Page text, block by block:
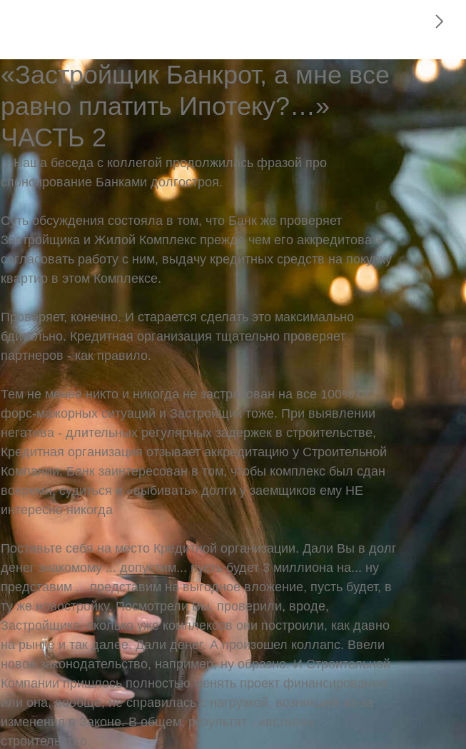
«Застройщик Банкрот, а мне все
равно платить Ипотеку?…»
ЧАСТЬ 2
…Наша беседа с коллегой продолжилась фразой про
спонсирование Банками долгостроя.
Суть обсуждения состояла в том, что Банк же проверяет
Застройщика и Жилой Комплекс прежде чем его аккредитовать -
согласовать работу с ним, выдачу кредитных средств на покупку
квартир в этом Комплексе.
Проверяет, конечно. И старается сделать это максимально
бдительно. Кредитная организация тщательно проверяет
партнеров - как правило.
Тем не менее никто и никогда не застрахован на все 100% от
форс-мажорных ситуаций и Застройщик тоже. При выявлении
негатива - длительных регулярных задержек в строительстве,
Кредитная организация отзывает аккредитацию у Строительной
Компании. Банк заинтересован в том, чтобы комплекс был сдан
вовремя, судиться и «выбивать» долги у заемщиков ему НЕ
интересно никогда
Поставьте себя на место Кредитной организации. Дали Вы в долг
денег знакомому ... допустим... пусть будет 3 миллиона на... ну
представим ... представим на выгодное вложение, пусть будет, в
ту же новостройку. Посмотрели Вы, проверили, вроде,
Застройщика, сколько уже комплексов они построили, как давно
на рынке и так далее. Дали денег. А произошел коллапс. Ввели
новое законодательство, например, ну образно. И Строительной
Компании пришлось полностью менять проект финансирования
или она, вообще, не справилась с нагрузкой, возникшей из-за
изменения в Законе. В общем, результат - «встало»
строительство.